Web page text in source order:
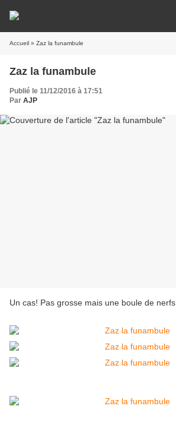
Accueil » Zaz la funambule
Zaz la funambule
Publié le 11/12/2016 à 17:51
Par AJP
Un cas! Pas grosse mais une boule de nerfs